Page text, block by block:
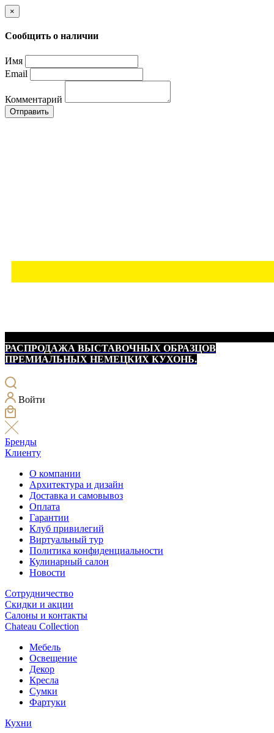
×
Сообщить о наличии
Имя
Email
Комментарий
Отправить
РАСПРОДАЖА ВЫСТАВОЧНЫХ ОБРАЗЦОВ
ПРЕМИАЛЬНЫХ НЕМЕЦКИХ КУХОНЬ.
Войти
Бренды
Клиенту
О компании
Архитектура и дизайн
Доставка и самовывоз
Оплата
Гарантии
Клуб привилегий
Виртуальный тур
Политика конфиденциальности
Кулинарный салон
Новости
Сотрудничество
Скидки и акции
Салоны и контакты
Chateau Collection
Мебель
Освещение
Декор
Кресла
Сумки
Фартуки
Кухни